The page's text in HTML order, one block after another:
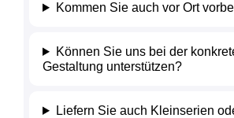
Kommen Sie auch vor Ort
Können Sie uns bei der
Gestaltung unterstützen?
Liefern Sie auch Kleinserien